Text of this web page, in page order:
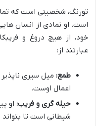
تورنگ، شخصیتی است که
است. او نمادی از انسان
خود، از هیچ دروغ و
عبارتند از:
طمع: میل سیری
اعمال اوست.
حیله گری و فریب: او
شیطانی است تا